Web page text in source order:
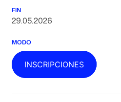
FIN
29.05.2026
MODO
INSCRIPCIONES